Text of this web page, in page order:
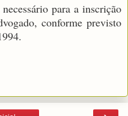
para a inscrição
conforme previsto